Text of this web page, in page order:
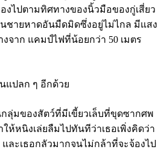
องไปตามทิศทางของนิ้วมือของกู่เสี่ยว
ชายหาดอันมืดมิดซึ่งอยู่ไม่ไกล มีแสง
จาก แคมป์ไฟที่น้อยกว่า 50 เมตร
แปลก ๆ อีกด้วย
กลุ่มของสัตว์ที่มีเขี้ยวเล็บที่ขุดซากศพ
ห้หนิงเล่ยลืมไปทันทีว่าเธอเพิ่งคิดว่า
และเธอกลัวมากจนไม่กล้าที่จะจ้องไป